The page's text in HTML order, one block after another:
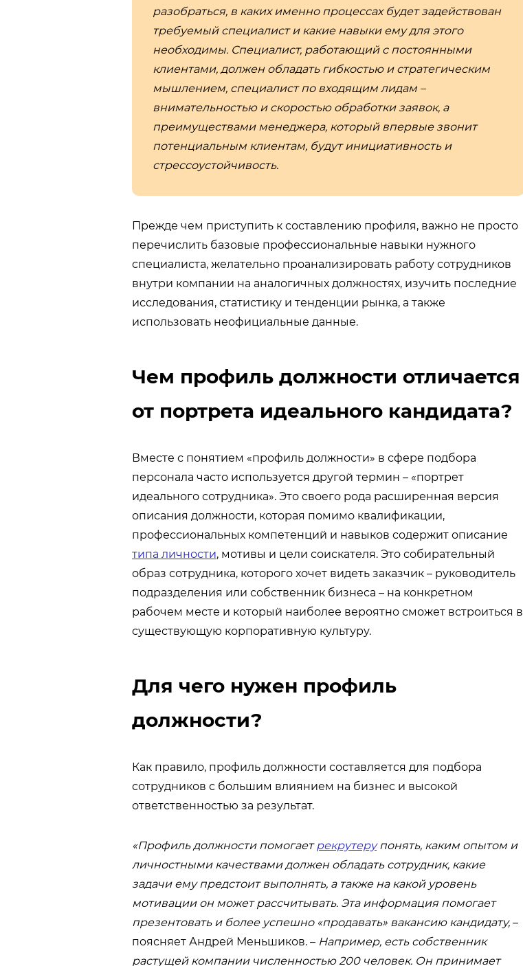
разобраться, в каких именно процессах будет задействован
требуемый специалист и какие навыки ему для этого
необходимы. Специалист, работающий с постоянными
клиентами, должен обладать гибкостью и стратегическим
мышлением, специалист по входящим лидам –
внимательностью и скоростью обработки заявок, а
преимуществами менеджера, который впервые звонит
потенциальным клиентам, будут инициативность и
стрессоустойчивость.
Прежде чем приступить к составлению профиля, важно не просто
перечислить базовые профессиональные навыки нужного
специалиста, желательно проанализировать работу сотрудников
внутри компании на аналогичных должностях, изучить последние
исследования, статистику и тенденции рынка, а также
использовать неофициальные данные.
Чем профиль должности отличается
от портрета идеального кандидата?
Вместе с понятием «профиль должности» в сфере подбора
персонала часто используется другой термин – «портрет
идеального сотрудника». Это своего рода расширенная версия
описания должности, которая помимо квалификации,
профессиональных компетенций и навыков содержит описание
типа личности, мотивы и цели соискателя. Это собирательный
образ сотрудника, которого хочет видеть заказчик – руководитель
подразделения или собственник бизнеса – на конкретном
рабочем месте и который наиболее вероятно сможет встроиться в
существующую корпоративную культуру.
Для чего нужен профиль
должности?
Как правило, профиль должности составляется для подбора
сотрудников с большим влиянием на бизнес и высокой
ответственностью за результат.
«Профиль должности помогает рекрутерупонять, каким опытом и
личностными качествами должен обладать сотрудник, какие
задачи ему предстоит выполнять, а также на какой уровень
мотивации он может рассчитывать. Эта информация помогает
презентовать и более успешно «продавать» вакансию кандидату, –
поясняет Андрей Меньшиков. – Например, есть собственник
растущей компании численностью 200 человек. Он принимает